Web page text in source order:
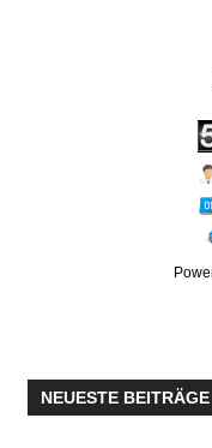
NEUESTE BEITRÄGE